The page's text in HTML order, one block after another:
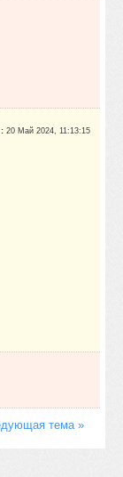
20 Май 2024, 11:13:15
тема »